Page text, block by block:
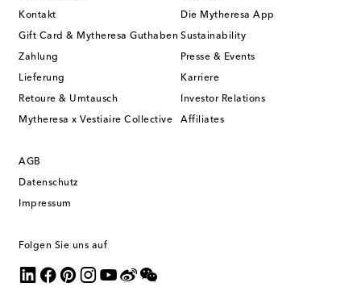
Kontakt
Gift Card & Mytheresa Guthaben
Zahlung
Lieferung
Retoure & Umtausch
Mytheresa x Vestiaire Collective
Die Mytheresa App
Sustainability
Presse & Events
Karriere
Investor Relations
Affiliates
AGB
Datenschutz
Impressum
Folgen Sie uns auf